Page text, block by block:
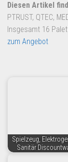
Dropshipping-
B2B Produkte
Grosshandel
Kostenlos
Diesen Artikel
PTRUST, QTEC,
Insgesamt 16
zum Angebot
Spielzeug,
Sanitär